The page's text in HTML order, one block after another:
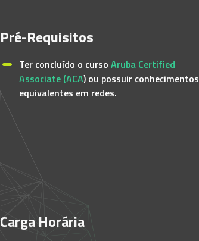
Pré-Requisitos
Ter concluído o cursoAruba Certified
Associate (ACA) ou possuir conhecimentos
equivalentes em redes.
Carga Horária